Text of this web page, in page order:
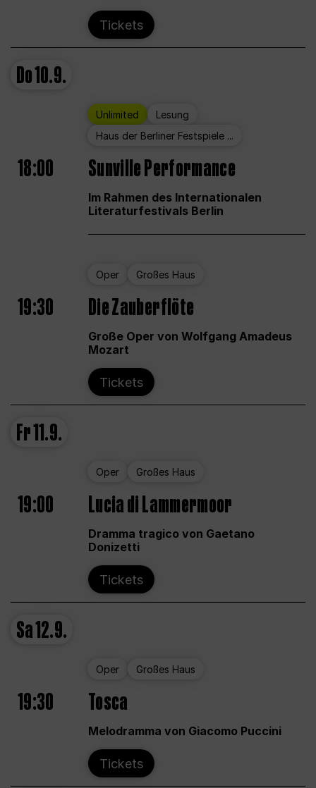
Tickets
Do10.9.
Unlimited
Lesung
Haus der Berliner Festspiele ...
18:00 Sunville Performance
Im Rahmen des Internationalen
Literaturfestivals Berlin
Oper Großes Haus
19:30 Die Zauberflöte
Große Oper von Wolfgang Amadeus
Mozart
Tickets
Fr11.9.
Oper Großes Haus
19:00 Lucia di Lammermoor
Dramma tragico von Gaetano
Donizetti
Tickets
Sa12.9.
Oper Großes Haus
19:30 Tosca
Melodramma von Giacomo Puccini
Tickets